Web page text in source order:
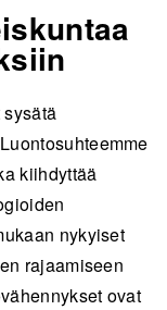
kiihdyttää
nykyiset
rajaamiseen
ovat